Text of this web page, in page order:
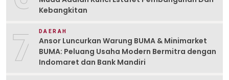
Kebangkitan
7 DAERAH
Ansor Luncurkan Warung BUMA & Minimarket
BUMA: Peluang Usaha Modern Bermitra dengan
Indomaret dan Bank Mandiri